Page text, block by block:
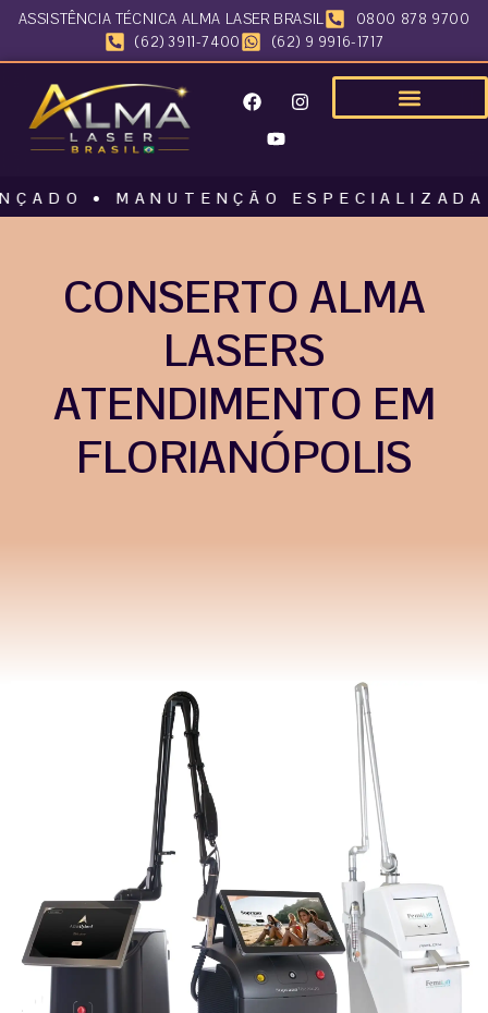
ASSISTÊNCIA TÉCNICA ALMA LASER BRASIL
0800 878 9700
(62) 3911-7400
(62) 9 9916-1717
• MANUTENÇÃO ESPECIALIZADA
CONSERTO ALMA
LASERS
ATENDIMENTO EM
FLORIANÓPOLIS